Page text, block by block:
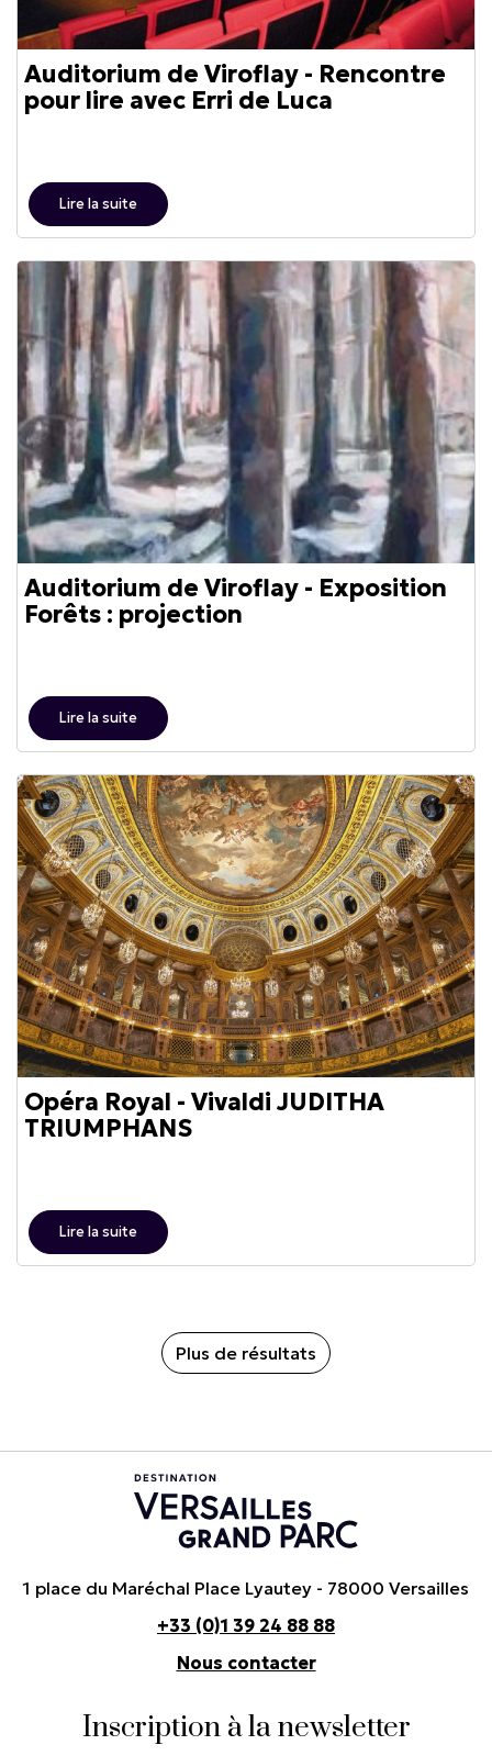
Auditorium de Viroflay - Rencontre
pour lire avec Erri de Luca
Lire la suite
Auditorium de Viroflay - Exposition
Forêts : projection
Lire la suite
Opéra Royal - Vivaldi JUDITHA
TRIUMPHANS
Lire la suite
Plus de résultats
1 place du Maréchal Place Lyautey - 78000 Versailles
+33 (0)1 39 24 88 88
Nous contacter
Inscription à la newsletter